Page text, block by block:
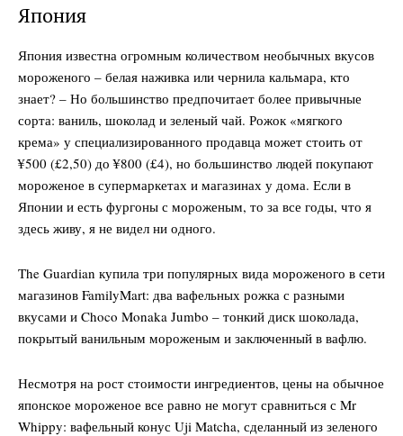
Япония
Япония известна огромным количеством необычных вкусов
мороженого – белая наживка или чернила кальмара, кто
знает? – Но большинство предпочитает более привычные
сорта: ваниль, шоколад и зеленый чай. Рожок «мягкого
крема» у специализированного продавца может стоить от
¥500 (£2,50) до ¥800 (£4), но большинство людей покупают
мороженое в супермаркетах и магазинах у дома. Если в
Японии и есть фургоны с мороженым, то за все годы, что я
здесь живу, я не видел ни одного.
The Guardian купила три популярных вида мороженого в сети
магазинов FamilyMart: два вафельных рожка с разными
вкусами и Choco Monaka Jumbo – тонкий диск шоколада,
покрытый ванильным мороженым и заключенный в вафлю.
Несмотря на рост стоимости ингредиентов, цены на обычное
японское мороженое все равно не могут сравниться с Mr
Whippy: вафельный конус Uji Matcha, сделанный из зеленого